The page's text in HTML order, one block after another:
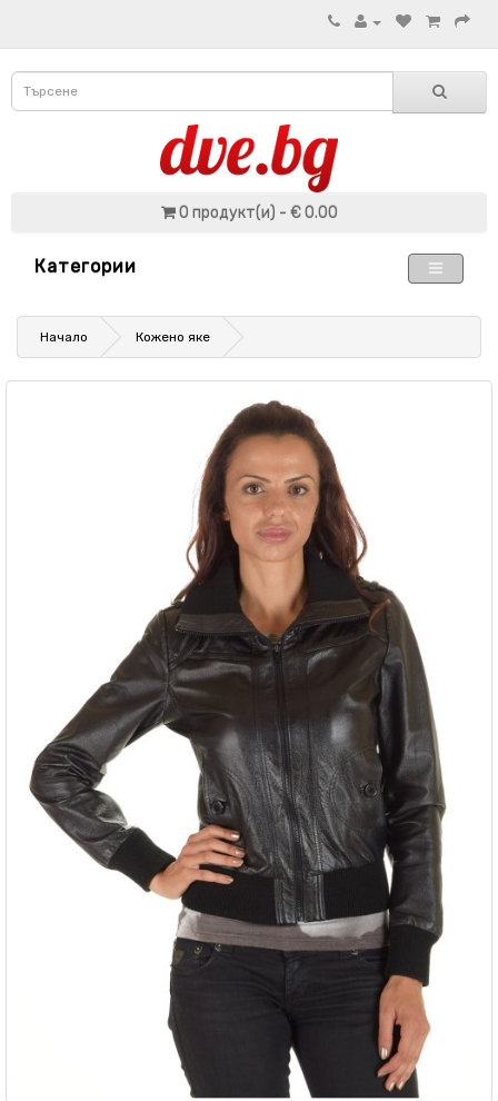
0 продукт(и) - € 0.00
Категории
Начало Кожено яке